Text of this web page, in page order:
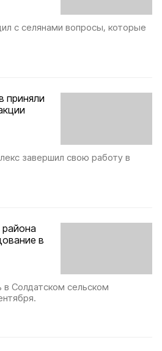
с селянами вопросы, которые
приняли
завершил свою работу в
в
в Солдатском сельском